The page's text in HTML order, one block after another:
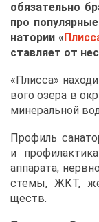
обя­за­тель­но
про
на­то­рии «
став­ля­ет от
«Плис­са»
во­го озе­ра в
ми­не­раль­ной
Про­филь
и
ап­па­ра­та,
сте­мы, ЖКТ,
ществ.